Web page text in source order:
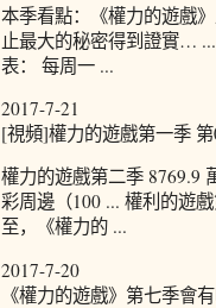
本季看點：《權力的遊戲
止最大的秘密得到證實…
表： 每周一 ...
2017-7-21
[視頻]權力的遊戲第一季
權力的遊戲第二季 8769.9
彩周邊（100 ... 權利的遊
至，《權力的 ...
2017-7-20
《權力的遊戲》第七季會